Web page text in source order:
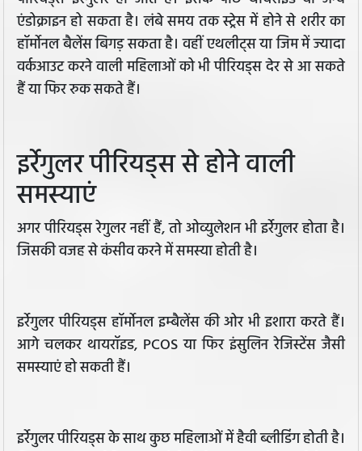
एंडोक्राइन हो सकता है। लंबे समय तक स्ट्रेस में होने से शरीर का
हॉर्मोनल बैलेंस बिगड़ सकता है। वहीं एथलीट्स या जिम में ज्यादा
वर्कआउट करने वाली महिलाओं को भी पीरियड्स देर से आ सकते
हैं या फिर रुक सकते हैं।
इर्रेगुलर पीरियड्स से होने वाली
समस्याएं
अगर पीरियड्स रेगुलर नहीं हैं, तो ओव्युलेशन भी इर्रेगुलर होता है।
जिसकी वजह से कंसीव करने में समस्या होती है।
इर्रेगुलर पीरियड्स हॉर्मोनल इम्बैलेंस की ओर भी इशारा करते हैं।
आगे चलकर थायरॉइड, PCOS या फिर इंसुलिन रेजिस्टेंस जैसी
समस्याएं हो सकती हैं।
इर्रेगुलर पीरियड्स के साथ कुछ महिलाओं में हैवी ब्लीडिंग होती है।